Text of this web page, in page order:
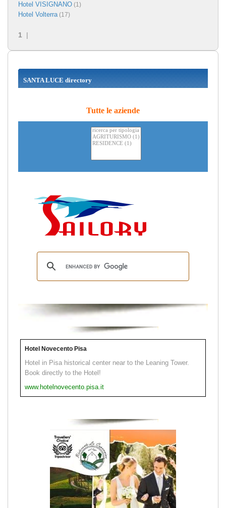
Hotel VISIGNANO (1)
Hotel Volterra(17)
1 |
SANTA LUCE directory
Tutte le aziende
Hotel Novecento Pisa
Hotel in Pisa historical center near to the Leaning Tower.
Book directly to the Hotel!
www.hotelnovecento.pisa.it